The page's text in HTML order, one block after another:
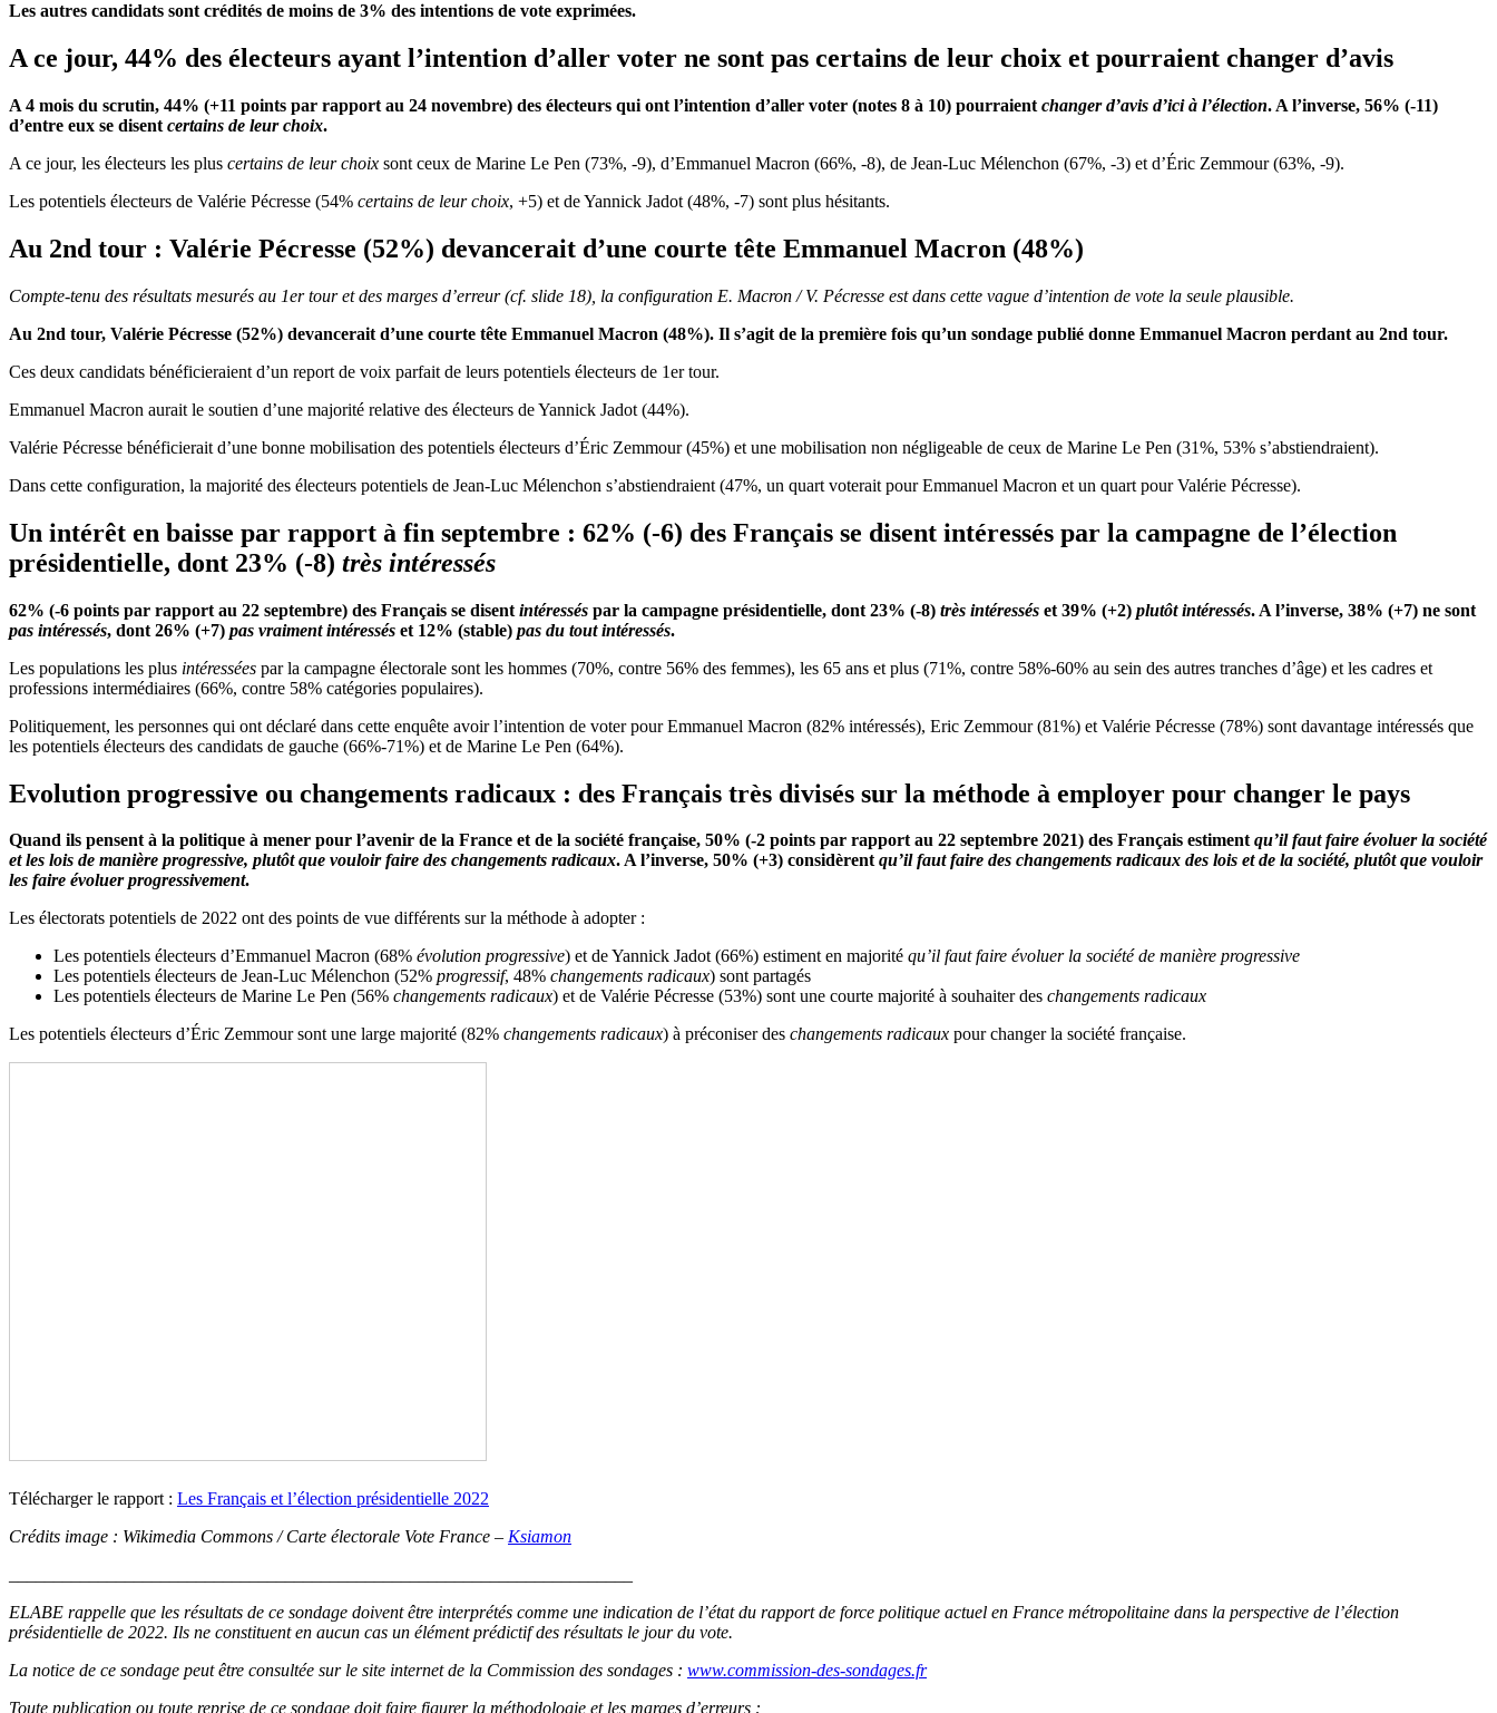
Les autres candidats sont crédités de moins de 3% des intentions de vote exprimées.
A ce jour, 44% des électeurs ayant l’intention d’aller voter ne sont pas certains de leur choix et pourraient changer d’avis
A 4 mois du scrutin, 44% (+11 points par rapport au 24 novembre) des électeurs qui ont l’intention d’aller voter (notes 8 à 10) pourraient changer d’avis d’ici à l’élection. A l’inverse, 56% (-11)
d’entre eux se disent certains de leur choix.
A ce jour, les électeurs les plus certains de leur choix sont ceux de Marine Le Pen (73%, -9), d’Emmanuel Macron (66%, -8), de Jean-Luc Mélenchon (67%, -3) et d’Éric Zemmour (63%, -9).
Les potentiels électeurs de Valérie Pécresse (54% certains de leur choix, +5) et de Yannick Jadot (48%, -7) sont plus hésitants.
Au 2nd tour : Valérie Pécresse (52%) devancerait d’une courte tête Emmanuel Macron (48%)
Compte-tenu des résultats mesurés au 1ertour et des marges d’erreur (cf. slide 18), la configuration E. Macron / V. Pécresse est dans cette vague d’intention de vote la seule plausible.
Au 2nd tour, Valérie Pécresse (52%) devancerait d’une courte tête Emmanuel Macron (48%). Il s’agit de la première fois qu’un sondage publié donne Emmanuel Macron perdant au 2nd tour.
Ces deux candidats bénéficieraient d’un report de voix parfait de leurs potentiels électeurs de 1er tour.
Emmanuel Macron aurait le soutien d’une majorité relative des électeurs de Yannick Jadot (44%).
Valérie Pécresse bénéficierait d’une bonne mobilisation des potentiels électeurs d’Éric Zemmour (45%) et une mobilisation non négligeable de ceux de Marine Le Pen (31%, 53% s’abstiendraient).
Dans cette configuration, la majorité des électeurs potentiels de Jean-Luc Mélenchon s’abstiendraient (47%, un quart voterait pour Emmanuel Macron et un quart pour Valérie Pécresse).
Un intérêt en baisse par rapport à fin septembre : 62% (-6) des Français se disent intéressés par la campagne de l’élection
présidentielle, dont 23% (-8) très intéressés
62% (-6 points par rapport au 22 septembre) des Français se disent intéressés par la campagne présidentielle, dont 23% (-8) très intéressés et 39% (+2) plutôt intéressés. A l’inverse, 38% (+7) ne sont
pas intéressés, dont 26% (+7) pas vraiment intéressés et 12% (stable) pas du tout intéressés.
Les populations les plus intéressées par la campagne électorale sont les hommes (70%, contre 56% des femmes), les 65 ans et plus (71%, contre 58%-60% au sein des autres tranches d’âge) et les cadres et
professions intermédiaires (66%, contre 58% catégories populaires).
Politiquement, les personnes qui ont déclaré dans cette enquête avoir l’intention de voter pour Emmanuel Macron (82% intéressés), Eric Zemmour (81%) et Valérie Pécresse (78%) sont davantage intéressés que
les potentiels électeurs des candidats de gauche (66%-71%) et de Marine Le Pen (64%).
Evolution progressive ou changements radicaux : des Français très divisés sur la méthode à employer pour changer le pays
Quand ils pensent à la politique à mener pour l’avenir de la France et de la société française, 50% (-2 points par rapport au 22 septembre 2021) des Français estimentqu’il faut faire évoluer la société
et les lois de manière progressive, plutôt que vouloir faire des changements radicaux. A l’inverse, 50% (+3) considèrentqu’il faut faire des changements radicaux des lois et de la société, plutôt que vouloir
les faire évoluer progressivement.
Les électorats potentiels de 2022 ont des points de vue différents sur la méthode à adopter :
Les potentiels électeurs d’Emmanuel Macron (68% évolution progressive) et de Yannick Jadot (66%) estiment en majorité qu’il faut faire évoluer la société de manière progressive
Les potentiels électeurs de Jean-Luc Mélenchon (52% progressif, 48% changements radicaux) sont partagés
Les potentiels électeurs de Marine Le Pen (56% changements radicaux) et de Valérie Pécresse (53%) sont une courte majorité à souhaiter des changements radicaux
Les potentiels électeurs d’Éric Zemmour sont une large majorité (82% changements radicaux) à préconiser des changements radicaux pour changer la société française.
Télécharger le rapport : Les Français et l’élection présidentielle 2022
Crédits image : Wikimedia Commons / Carte électorale Vote France – Ksiamon
ELABE rappelle que les résultats de ce sondage doivent être interprétés comme une indication de l’état du rapport de force politique actuel en France métropolitaine dans la perspective de l’élection
présidentielle de 2022. Ils ne constituent en aucun cas un élément prédictif des résultats le jour du vote.
La notice de ce sondage peut être consultée sur le site internet de la Commission des sondages : www.commission-des-sondages.fr
Toute publication ou toute reprise de ce sondage doit faire figurer la méthodologie et les marges d’erreurs :